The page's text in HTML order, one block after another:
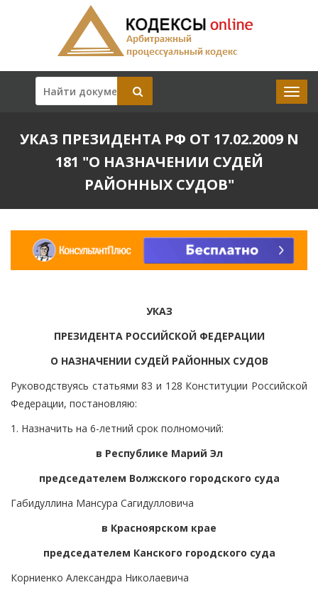
УКАЗ ПРЕЗИДЕНТА РФ ОТ 17.02.2009 N
181 "О НАЗНАЧЕНИИ СУДЕЙ
РАЙОННЫХ СУДОВ"
УКАЗ
ПРЕЗИДЕНТА РОССИЙСКОЙ ФЕДЕРАЦИИ
О НАЗНАЧЕНИИ СУДЕЙ РАЙОННЫХ СУДОВ
Руководствуясь статьями 83 и 128 Конституции Российской
Федерации, постановляю:
1. Назначить на 6-летний срок полномочий:
в Республике Марий Эл
председателем Волжского городского суда
Габидуллина Мансура Сагидулловича
в Красноярском крае
председателем Канского городского суда
Корниенко Александра Николаевича